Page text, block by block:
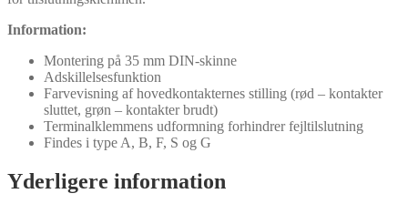
Information:
Montering på 35 mm DIN-skinne
Adskillelsesfunktion
Farvevisning af hovedkontakternes stilling (rød – kontakter
sluttet, grøn – kontakter brudt)
Terminalklemmens udformning forhindrer fejltilslutning
Findes i type A, B, F, S og G
Yderligere information